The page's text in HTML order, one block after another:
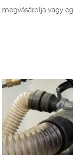
megvásárolja vagy